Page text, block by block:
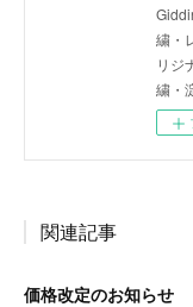
繍・
リジ
繍・
関連記事
価格改定のお知らせ